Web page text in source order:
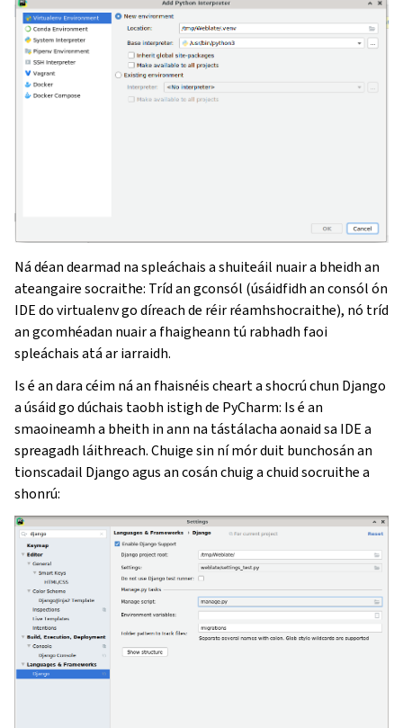
Ná déan dearmad na spleáchais a shuiteáil nuair a bheidh an
ateangaire socraithe: Tríd an gconsól (úsáidfidh an consól ón
IDE do virtualenv go díreach de réir réamhshocraithe), nó tríd
an gcomhéadan nuair a fhaigheann tú rabhadh faoi
spleáchais atá ar iarraidh.
Is é an dara céim ná an fhaisnéis cheart a shocrú chun Django
a úsáid go dúchais taobh istigh de PyCharm: Is é an
smaoineamh a bheith in ann na tástálacha aonaid sa IDE a
spreagadh láithreach. Chuige sin ní mór duit bunchosán an
tionscadail Django agus an cosán chuig a chuid socruithe a
shonrú: